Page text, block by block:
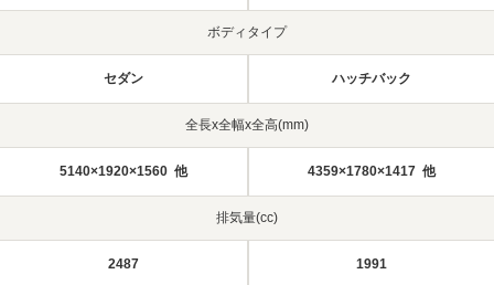
ボディタイプ
セダン ハッチバック
全長x全幅x全高(mm)
5140×1920×1560 他 4359×1780×1417 他
排気量(cc)
2487 1991